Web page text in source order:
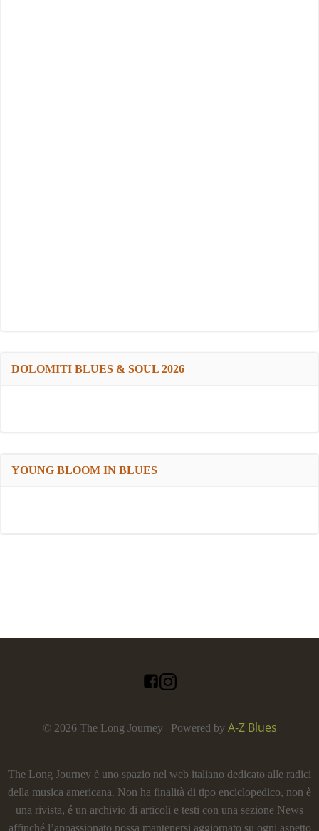
DOLOMITI BLUES & SOUL 2026
YOUNG BLOOM IN BLUES
© 2026 The Long Journey | Powered by A-Z Blues
The Long Journey è uno spazio nel web italiano dedicato alle radici
della musica americana. Non ha finalità di tipo enciclopedico, non è
una rivista, é un archivio di articoli e testi con una sezione News
affinché l’appassionato possa mantenersi aggiornato su ogni aspetto